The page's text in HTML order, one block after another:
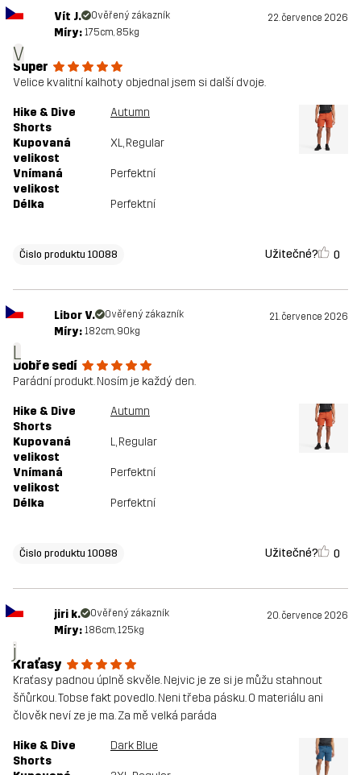
V
Vít J. Ověřený zákazník 22. července 2026
Míry: 175cm, 85kg
Super
Velice kvalitní kalhoty objednal jsem si další dvoje.
Hike & Dive
Shorts
Autumn
Kupovaná
velikost
XL, Regular
Vnímaná
velikost
Perfektní
Délka Perfektní
Čislo produktu 10088 Užitečné? 0
L
Libor V. Ověřený zákazník 21. července 2026
Míry: 182cm, 90kg
Dobře sedí
Parádní produkt. Nosím je každý den.
Hike & Dive
Shorts
Autumn
Kupovaná
velikost
L, Regular
Vnímaná
velikost
Perfektní
Délka Perfektní
Čislo produktu 10088 Užitečné? 0
j
jiri k. Ověřený zákazník 20. července 2026
Míry: 186cm, 125kg
Kraťasy
Kraťasy padnou úplně skvěle. Nejvic je ze si je můžu stahnout
šňůrkou. Tobse fakt povedlo. Neni třeba pásku. O materiálu ani
člověk neví ze je ma. Za mě velká paráda
Hike & Dive
Shorts
Dark Blue